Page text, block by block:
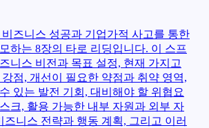
즈니스 성공과 기업가적 사고를 통한
하는 8장의 타로 리딩입니다. 이 스프
니스 비전과 목표 설정, 현재 가지고
점, 개선이 필요한 약점과 취약 영역,
있는 발전 기회, 대비해야 할 위협요
크, 활용 가능한 내부 자원과 외부 자
즈니스 전략과 행동 계획, 그리고 이러